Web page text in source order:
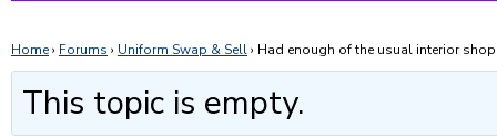
Home› Forums › Uniform Swap & Sell› Had enough of the usual interior
This topic is empty.